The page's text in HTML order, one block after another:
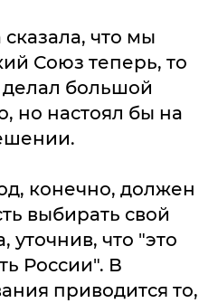
что мы
Союз теперь, то
большой
но настоял бы на
конечно, должен
выбирать свой
уточнив, что "это
России". В
приводится то,